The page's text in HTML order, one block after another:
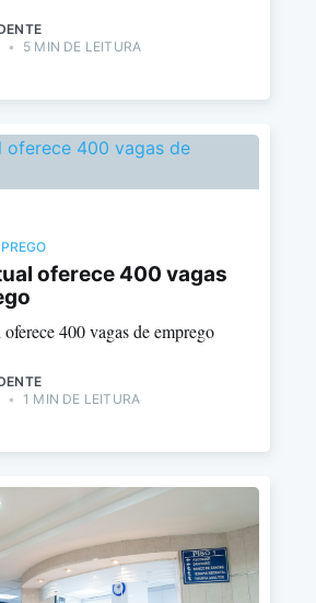
• 5 MIN DE LEITURA
oferece 400 vagas
400 vagas de emprego
• 1 MIN DE LEITURA